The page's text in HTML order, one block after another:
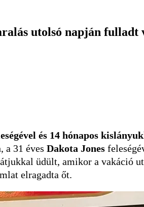
utolsó napján fulladt
és 14 hónapos
a 31 éves Dakota Jones
üdült, amikor a vakáció
elragadta őt.